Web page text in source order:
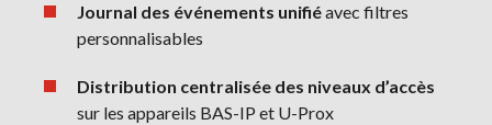
Journal des événements unifiéavec filtres
personnalisables
Distribution centralisée des niveaux d’accès
sur les appareils BAS-IP et U-Prox